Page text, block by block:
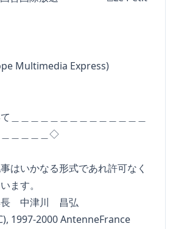
Multimedia Express)
＿＿＿＿＿＿＿＿＿＿＿＿＿
＿＿＿＿＿◇
いかなる形式であれ許可なく
ます。
中津川 昌弘
2000 AntenneFrance